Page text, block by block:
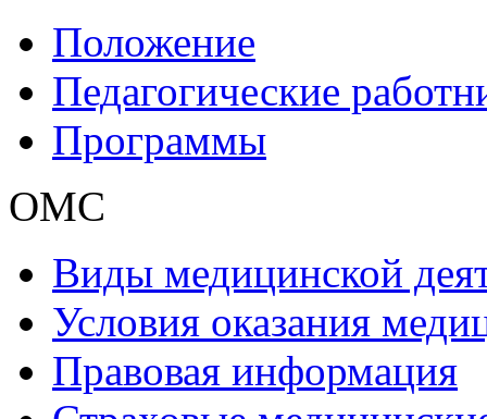
Положение
Педагогические
Программы
ОМС
Виды медицинской
Условия оказания
Правовая информация